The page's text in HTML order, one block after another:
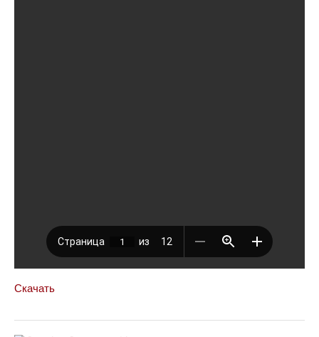
Скачать